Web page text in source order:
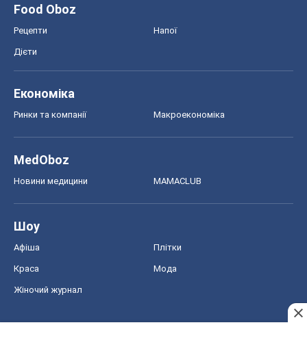
Food Oboz
Рецепти Напої
Дієти
Економіка
Ринки та компанії Макроекономіка
MedOboz
Новини медицини MAMACLUB
Шоу
Афіша Плітки
Краса Мода
Жіночий журнал